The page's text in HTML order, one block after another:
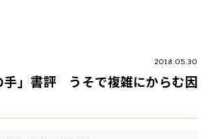
2018.05.30
手」書評 うそで複雑にからむ因